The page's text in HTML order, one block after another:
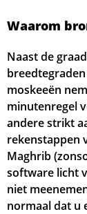
Waarom
Naast de
moskeeën
minutenregel
andere strikt
rekenstappen
Maghrib
software licht
niet
normaal dat u